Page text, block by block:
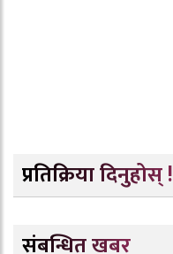
प्रतिक्रिया दिनुहोस् !
संबन्धित खबर